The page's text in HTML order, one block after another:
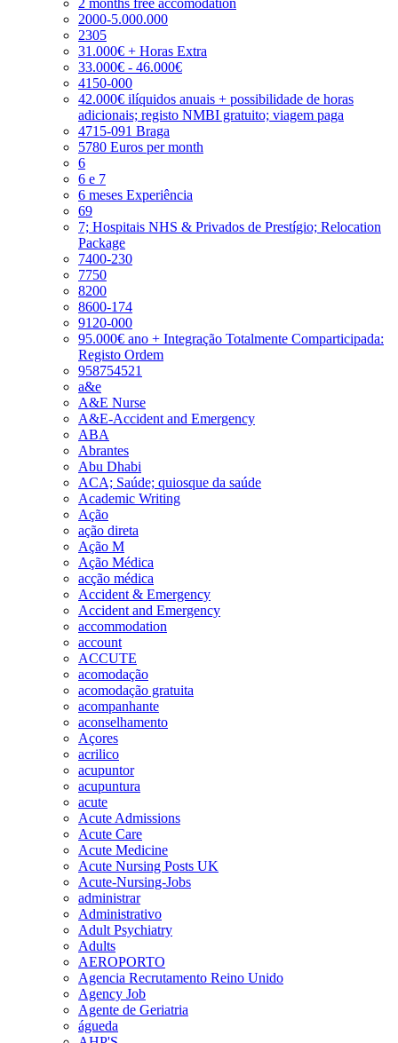
2000-5.000.000
2305
31.000€ + Horas Extra
33.000€ - 46.000€
4150-000
42.000€ ilíquidos anuais + possibilidade de horas
adicionais; registo NMBI gratuito; viagem paga
4715-091 Braga
5780 Euros per month
6
6 e 7
6 meses Experiência
69
7; Hospitais NHS & Privados de Prestígio; Relocation
Package
7400-230
7750
8200
8600-174
9120-000
95.000€ ano + Integração Totalmente Comparticipada:
Registo Ordem
958754521
a&e
A&E Nurse
A&E-Accident and Emergency
ABA
Abrantes
Abu Dhabi
ACA; Saúde; quiosque da saúde
Academic Writing
Ação
ação direta
Ação M
Ação Médica
acção médica
Accident & Emergency
Accident and Emergency
accommodation
account
ACCUTE
acomodação
acomodação gratuita
acompanhante
aconselhamento
Açores
acrilico
acupuntor
acupuntura
acute
Acute Admissions
Acute Care
Acute Medicine
Acute Nursing Posts UK
Acute-Nursing-Jobs
administrar
Administrativo
Adult Psychiatry
Adults
AEROPORTO
Agencia Recrutamento Reino Unido
Agency Job
Agente de Geriatria
águeda